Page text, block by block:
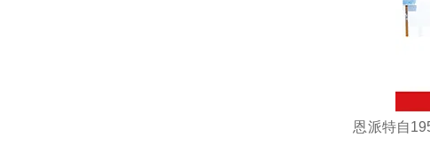
恩派特自